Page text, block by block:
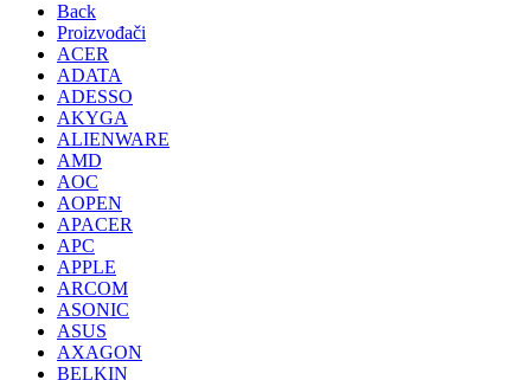
Back
Proizvođači
ACER
ADATA
ADESSO
AKYGA
ALIENWARE
AMD
AOC
AOPEN
APACER
APC
APPLE
ARCOM
ASONIC
ASUS
AXAGON
BELKIN